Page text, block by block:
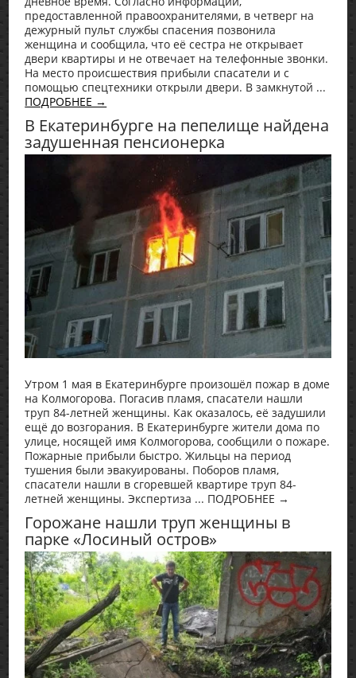
предоставленной правоохранителями, в четверг на
дежурный пульт службы спасения позвонила
женщина и сообщила, что её сестра не открывает
двери квартиры и не отвечает на телефонные звонки.
На место происшествия прибыли спасатели и с
помощью спецтехники открыли двери. В замкнутой ...
ПОДРОБНЕЕ →
В Екатеринбурге на пепелище найдена
задушенная пенсионерка
Утром 1 мая в Екатеринбурге произошёл пожар в доме
на Колмогорова. Погасив пламя, спасатели нашли
труп 84-летней женщины. Как оказалось, её задушили
ещё до возгорания. В Екатеринбурге жители дома по
улице, носящей имя Колмогорова, сообщили о пожаре.
Пожарные прибыли быстро. Жильцы на период
тушения были эвакуированы. Поборов пламя,
спасатели нашли в сгоревшей квартире труп 84-
летней женщины. Экспертиза ... ПОДРОБНЕЕ →
Горожане нашли труп женщины в
парке «Лосиный остров»